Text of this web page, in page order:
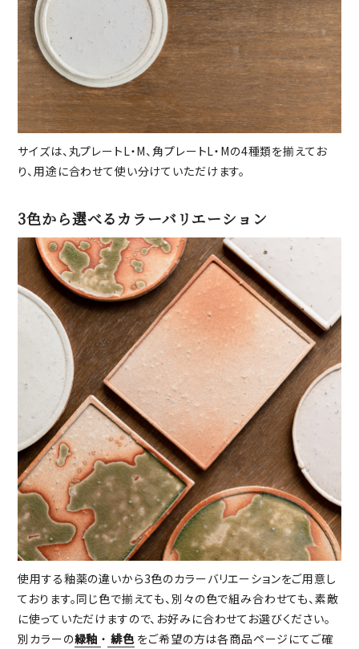
サイズは、丸プレートL・M、角プレートL・Mの4種類を揃えてお
り、用途に合わせて使い分けていただけます。
3色から選べるカラーバリエーション
使用する釉薬の違いから3色のカラーバリエーションをご用意し
ております。同じ色で揃えても、別々の色で組み合わせても、素敵
に使っていただけますので、お好みに合わせてお選びください。
別カラーの緑釉 ・ 緋色をご希望の方は各商品ページにてご確